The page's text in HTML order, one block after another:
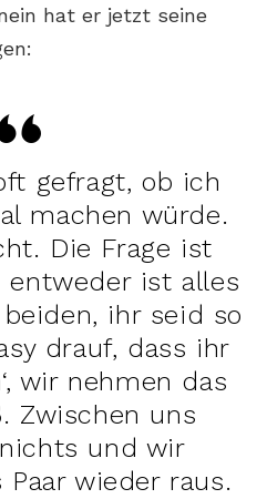
hat er jetzt seine
gefragt, ob ich
machen würde.
Die Frage ist
entweder ist alles
ihr seid so
drauf, dass ihr
wir nehmen das
Zwischen uns
und wir
wieder raus.